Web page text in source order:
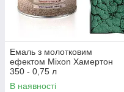
Емаль з молотковим
ефектом Mixon Хамертон
350 - 0,75 л
В наявності